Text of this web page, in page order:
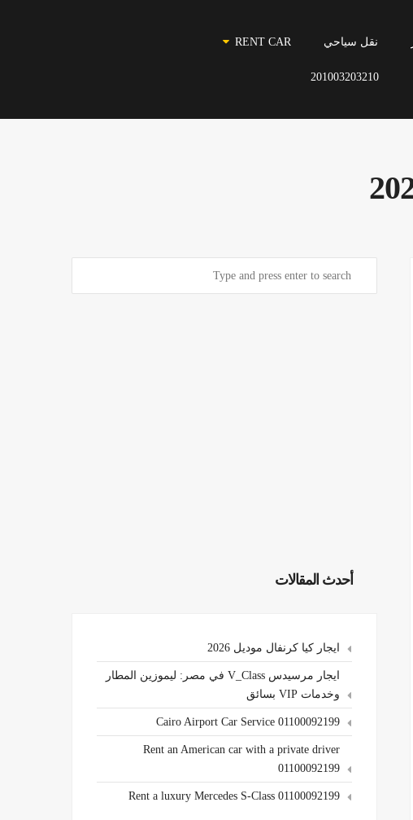
نقل سياحي RENT CAR
201003203210
أحدث المقالات
ايجار كيا كرنفال موديل 2026
ايجار مرسيدس V_Class في مصر: ليموزين المطار
وخدمات VIP بسائق
Cairo Airport Car Service 01100092199
Rent an American car with a private driver
01100092199
Rent a luxury Mercedes S-Class 01100092199